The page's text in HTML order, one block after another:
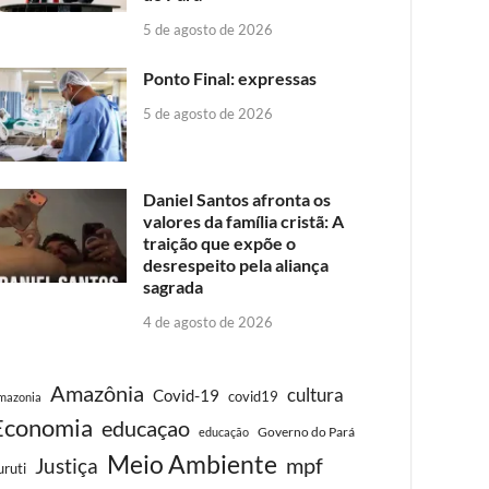
5 de agosto de 2026
Ponto Final: expressas
5 de agosto de 2026
Daniel Santos afronta os
valores da família cristã: A
traição que expõe o
desrespeito pela aliança
sagrada
4 de agosto de 2026
Amazônia Covid-19 covid19 cultura
educaçao educação Governo do Pará
Justiça Meio Ambiente mpf